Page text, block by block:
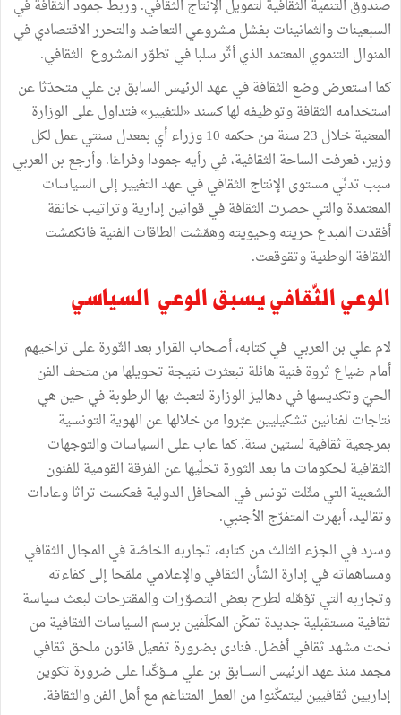
صندوق التنمية الثقافية لتمويل الإنتاج الثقافي. وربط جمود الثقافة في
السبعينات والثمانينات بفشل مشروعي التعاضد والتحرر الاقتصادي في
المنوال التنموي المعتمد الذي أثّر سلبا في تطوّر المشروع الثقافي.
كما استعرض وضع الثقافة في عهد الرئيس السابق بن علي متحدّثا عن
استخدامه الثقافة وتوظيفه لها كسند «للتغيير» فتداول على الوزارة
المعنية خلال 23 سنة من حكمه 10 وزراء أي بمعدل سنتي عمل لكل
وزير، فعرفت الساحة الثقافية، في رأيه جمودا وفراغا. وأرجع بن العربي
سبب تدنّي مستوى الإنتاج الثقافي في عهد التغيير إلى السياسات
المعتمدة والتي حصرت الثقافة في قوانين إدارية وتراتيب خانقة
أفقدت المبدع حريته وحيويته وهمّشت الطاقات الفنية فانكمشت
الثقافة الوطنية وتقوقعت.
الوعي الثّقافي يسبق الوعي السياسي
لام علي بن العربي في كتابه، أصحاب القرار بعد الثّورة على تراخيهم
أمام ضياع ثروة فنية هائلة تبعثرت نتيجة تحويلها من متحف الفن
الحيّ وتكديسها في دهاليز الوزارة لتعبث بها الرطوبة في حين هي
نتاجات لفنانين تشكيليين عبّروا من خلالها عن الهوية التونسية
بمرجعية ثقافية لستين سنة. كما عاب على السياسات والتوجهات
الثقافية لحكومات ما بعد الثورة تخلّيها عن الفرقة القومية للفنون
الشعبية التي مثّلت تونس في المحافل الدولية فعكست تراثا وعادات
وتقاليد، أبهرت المتفرّج الأجنبي.
وسرد في الجزء الثالث من كتابه، تجاربه الخاصّة في المجال الثقافي
ومساهماته في إدارة الشأن الثقافي والإعلامي ملمّحا إلى كفاءته
وتجاربه التي تؤهّله لطرح بعض التصوّرات والمقترحات لبعث سياسة
ثقافية مستقبلية جديدة تمكّن المكلّفين برسم السياسات الثقافية من
نحت مشهد ثقافي أفضل. فنادى بضرورة تفعيل قانون ملحق ثقافي
مجمد منذ عهد الرئيس الســـابق بن علي مـــؤكّدا على ضرورة تكوين
إداريين ثقافيين ليتمكّنوا من العمل المتناغم مع أهل الفن والثقافة.